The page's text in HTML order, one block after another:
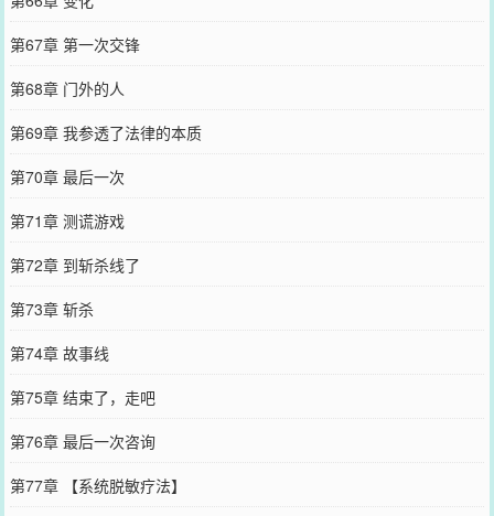
第67章 第一次交锋
第68章 门外的人
第69章 我参透了法律的本质
第70章 最后一次
第71章 测谎游戏
第72章 到斩杀线了
第73章 斩杀
第74章 故事线
第75章 结束了，走吧
第76章 最后一次咨询
第77章 【系统脱敏疗法】